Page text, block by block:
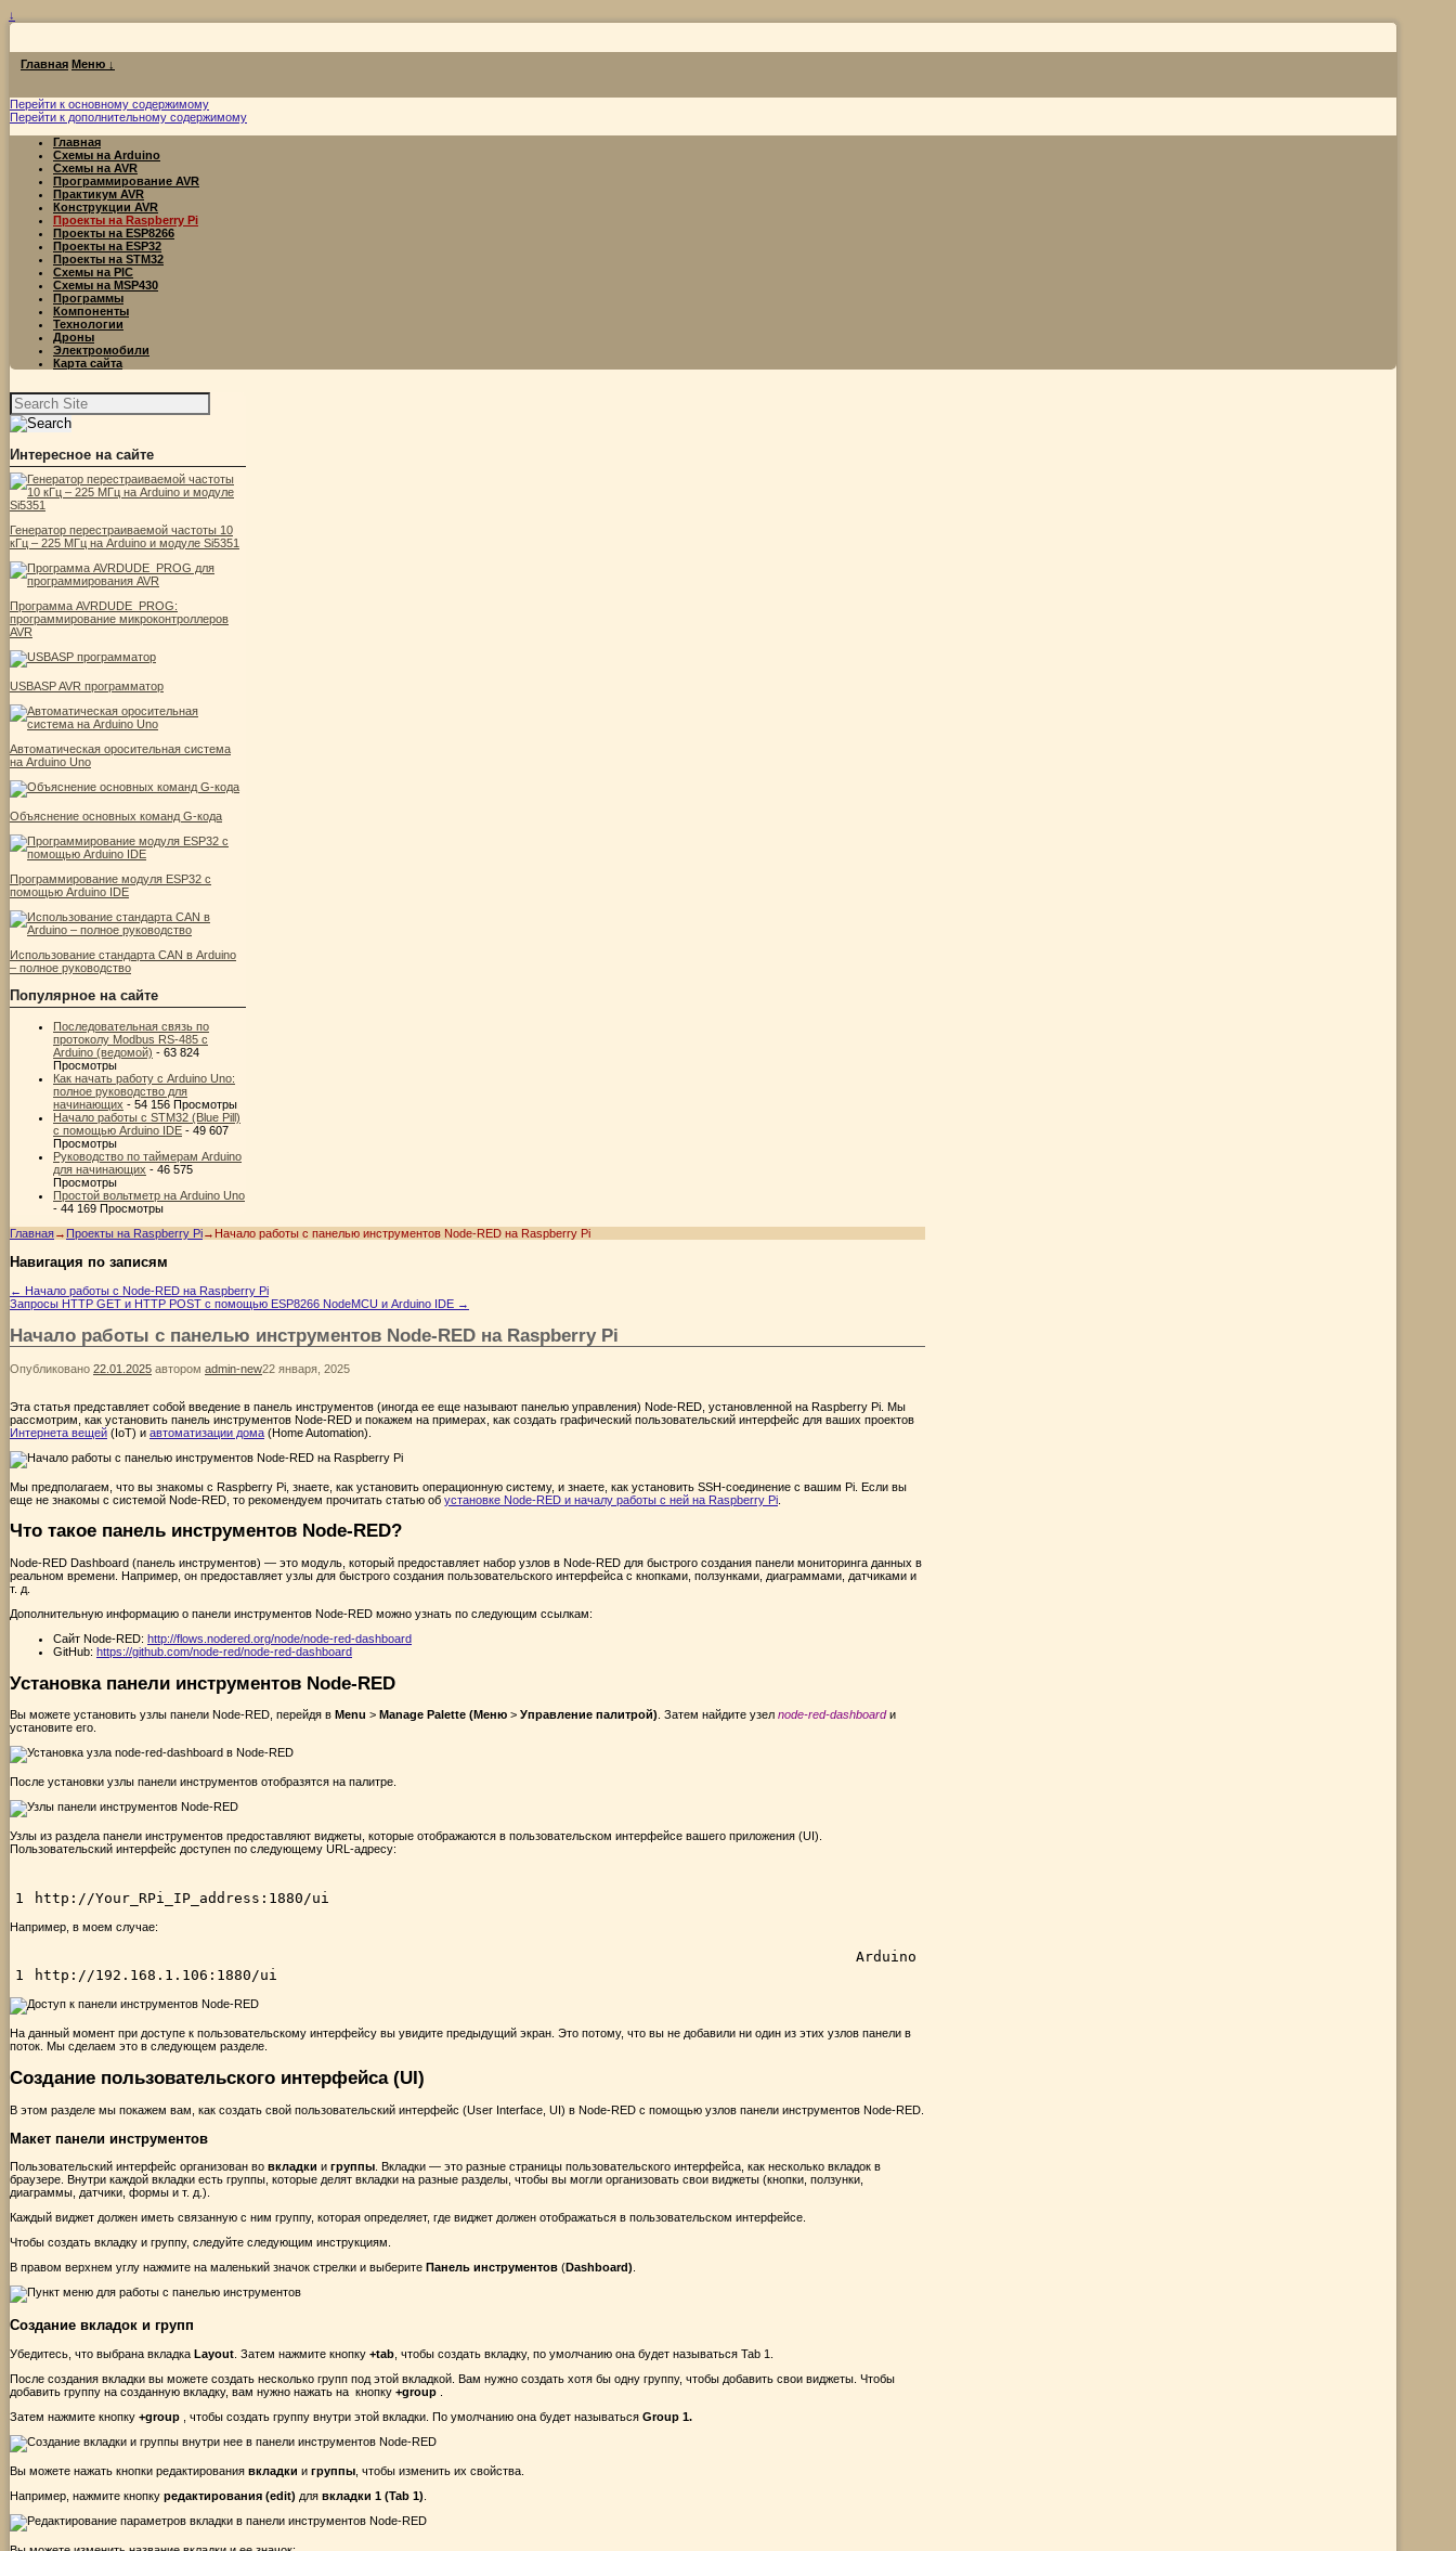
↓
Главная Меню ↓
Перейти к основному содержимому
Перейти к дополнительному содержимому
Главная
Схемы на Arduino
Схемы на AVR
Программирование AVR
Практикум AVR
Конструкции AVR
Проекты на Raspberry Pi
Проекты на ESP8266
Проекты на ESP32
Проекты на STM32
Схемы на PIC
Схемы на MSP430
Программы
Компоненты
Технологии
Дроны
Электромобили
Карта сайта
Найти:
Интересное на сайте
Генератор перестраиваемой частоты 10
кГц – 225 МГц на Arduino и модуле Si5351
Программа AVRDUDE_PROG:
программирование микроконтроллеров
AVR
USBASP AVR программатор
Автоматическая оросительная система
на Arduino Uno
Объяснение основных команд G-кода
Программирование модуля ESP32 с
помощью Arduino IDE
Использование стандарта CAN в Arduino
– полное руководство
Популярное на сайте
Последовательная связь по
протоколу Modbus RS-485 с
Arduino (ведомой) - 63 824
Просмотры
Как начать работу с Arduino Uno:
полное руководство для
начинающих - 54 156 Просмотры
Начало работы с STM32 (Blue Pill)
с помощью Arduino IDE - 49 607
Просмотры
Руководство по таймерам Arduino
для начинающих - 46 575
Просмотры
Простой вольтметр на Arduino Uno
- 44 169 Просмотры
Главная→ Проекты на Raspberry Pi→ Начало работы с панелью инструментов Node-RED на Raspberry Pi
Навигация по записям
← Начало работы с Node-RED на Raspberry Pi
Запросы HTTP GET и HTTP POST с помощью ESP8266 NodeMCU и Arduino IDE →
Начало работы с панелью инструментов Node-RED на Raspberry Pi
Опубликовано 22.01.2025 автором admin-new22 января, 2025
Эта статья представляет собой введение в панель инструментов (иногда ее еще называют панелью управления) Node-RED, установленной на Raspberry Pi. Мы
рассмотрим, как установить панель инструментов Node-RED и покажем на примерах, как создать графический пользовательский интерфейс для ваших проектов
Интернета вещей (IoT) и автоматизации дома (Home Automation).
Мы предполагаем, что вы знакомы с Raspberry Pi, знаете, как установить операционную систему, и знаете, как установить SSH-соединение с вашим Pi. Если вы
еще не знакомы с системой Node-RED, то рекомендуем прочитать статью об установке Node-RED и началу работы с ней на Raspberry Pi
Что такое панель инструментов Node-RED?
Node-RED Dashboard (панель инструментов) — это модуль, который предоставляет набор узлов в Node-RED для быстрого создания панели мониторинга данных в
реальном времени. Например, он предоставляет узлы для быстрого создания пользовательского интерфейса с кнопками, ползунками, диаграммами, датчиками и
т. д.
Дополнительную информацию о панели инструментов Node-RED можно узнать по следующим ссылкам:
Сайт Node-RED: http://flows.nodered.org/node/node-red-dashboard
GitHub: https://github.com/node-red/node-red-dashboard
Установка панели инструментов Node-RED
Вы можете установить узлы панели Node-RED, перейдя в Menu > Manage Palette (Меню > Управление палитрой) . Затем найдите узел node-red-dashboardи
установите его.
После установки узлы панели инструментов отобразятся на палитре.
Узлы из раздела панели инструментов предоставляют виджеты, которые отображаются в пользовательском интерфейсе вашего приложения (UI).
Пользовательский интерфейс доступен по следующему URL-адресу:
1 http : //Your_RPi_IP_address:1880/ui
Например, в моем случае:
Arduino
1
http : //192.168.1.106:1880/ui
На данный момент при доступе к пользовательскому интерфейсу вы увидите предыдущий экран. Это потому, что вы не добавили ни один из этих узлов панели в
поток. Мы сделаем это в следующем разделе.
Создание пользовательского интерфейса (UI)
В этом разделе мы покажем вам, как создать свой пользовательский интерфейс (User Interface, UI) в Node-RED с помощью узлов панели инструментов Node-RED.
Макет панели инструментов
Пользовательский интерфейс организован во вкладки и группы . Вкладки — это разные страницы пользовательского интерфейса, как несколько вкладок в
браузере. Внутри каждой вкладки есть группы, которые делят вкладки на разные разделы, чтобы вы могли организовать свои виджеты (кнопки, ползунки,
диаграммы, датчики, формы и т. д.).
Каждый виджет должен иметь связанную с ним группу, которая определяет, где виджет должен отображаться в пользовательском интерфейсе.
Чтобы создать вкладку и группу, следуйте следующим инструкциям.
В правом верхнем углу нажмите на маленький значок стрелки и выберите Панель инструментов (Dashboard)
Создание вкладок и групп
Убедитесь, что выбрана вкладка Layout . Затем нажмите кнопку +tab , чтобы создать вкладку, по умолчанию она будет называться Tab 1.
После создания вкладки вы можете создать несколько групп под этой вкладкой. Вам нужно создать хотя бы одну группу, чтобы добавить свои виджеты. Чтобы
добавить группу на созданную вкладку, вам нужно нажать на кнопку +group
Затем нажмите кнопку +group , чтобы создать группу внутри этой вкладки. По умолчанию она будет называться Group 1.
Вы можете нажать кнопки редактирования вкладки и группы , чтобы изменить их свойства.
Например, нажмите кнопку редактирования (edit) для вкладки 1 (Tab 1)